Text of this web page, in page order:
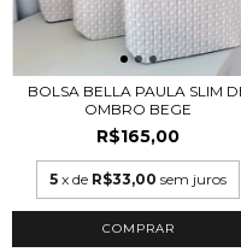
BOLSA BELLA PAULA SLIM
OMBRO BEGE
R$165,00
5 x de R$33,00 sem juros
COMPRAR